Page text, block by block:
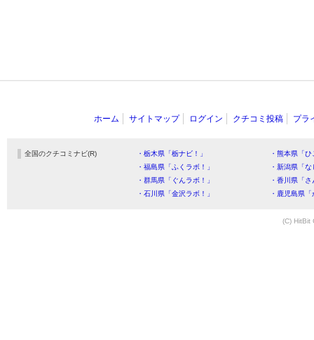
ホーム サイトマップ ログイン クチコミ投稿 プラ
全国のクチコミナビ(R) ・栃木県「栃ナビ！」
・熊本県「
・福島県「ふくラボ！」
・新潟県「
・群馬県「ぐんラボ！」
・香川県「
・石川県「金沢ラボ！」
・鹿児島県
(C) HitBit